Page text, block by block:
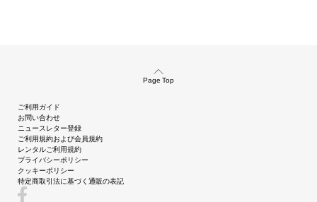
Page Top
ご利用ガイド
お問い合わせ
ニュースレター登録
ご利用規約および会員規約
レンタルご利用規約
プライバシーポリシー
クッキーポリシー
特定商取引法に基づく通販の表記